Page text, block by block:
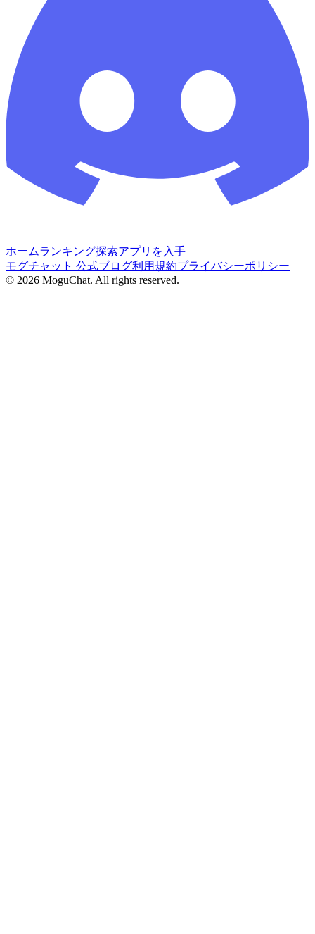
ホームランキング探索アプリを入手
モグチャット 公式ブログ利用規約プライバシーポリシー
© 2026 MoguChat. All rights reserved.